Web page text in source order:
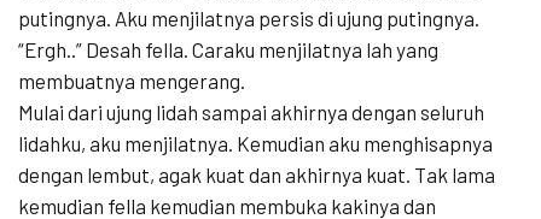
putingnya. Aku menjilatnya persis di ujung putingnya.
“Ergh..” Desah fella. Caraku menjilatnya lah yang
membuatnya mengerang.
Mulai dari ujung lidah sampai akhirnya dengan seluruh
lidahku, aku menjilatnya. Kemudian aku menghisapnya
dengan lembut, agak kuat dan akhirnya kuat. Tak lama
kemudian fella kemudian membuka kakinya dan